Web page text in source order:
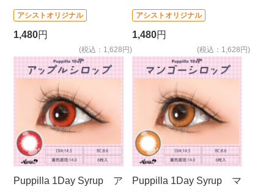
アシストオリジナル
1,480円
(税込：1,628円)
アシストオリジナル
1,480円
(税込：1,628円)
Puppilla 1Day Syrup ア
Puppilla 1Day Syrup マ